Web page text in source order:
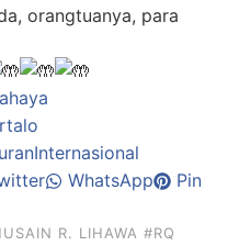
orangtuanya, para
WhatsApp
Pin
R. LIHAWA #RQ